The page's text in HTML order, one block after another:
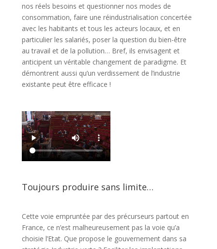
nos réels besoins et questionner nos modes de
consommation, faire une réindustrialisation concertée
avec les habitants et tous les acteurs locaux, et en
particulier les salariés, poser la question du bien-être
au travail et de la pollution… Bref, ils envisagent et
anticipent un véritable changement de paradigme. Et
démontrent aussi qu’un verdissement de l’industrie
existante peut être efficace !
Toujours produire sans limite…
Cette voie empruntée par des précurseurs partout en
France, ce n’est malheureusement pas la voie qu’a
choisie l’Etat. Que propose le gouvernement dans sa